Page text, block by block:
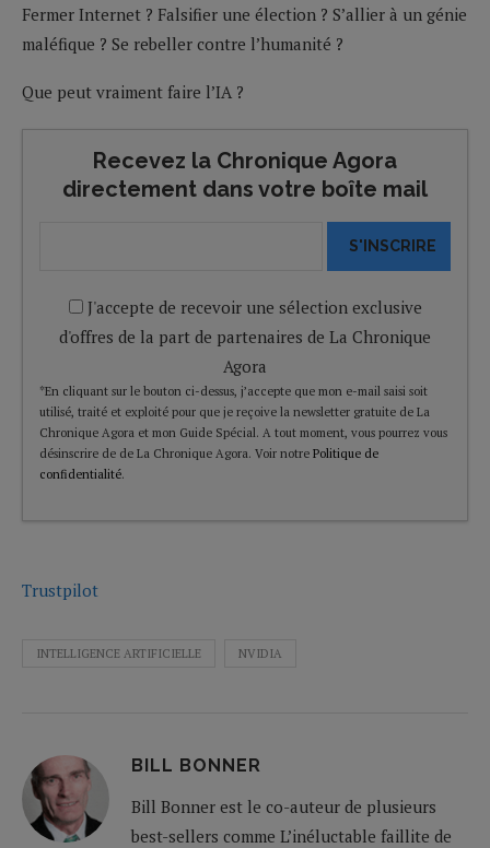
Fermer Internet ? Falsifier une élection ? S’allier à un génie
maléfique ? Se rebeller contre l’humanité ?
Que peut vraiment faire l’IA ?
Recevez la Chronique Agora
directement dans votre boîte mail
S'INSCRIRE
J'accepte de recevoir une sélection exclusive
d'offres de la part de partenaires de La Chronique
Agora
*En cliquant sur le bouton ci-dessus, j’accepte que mon e-mail saisi soit
utilisé, traité et exploité pour que je reçoive la newsletter gratuite de La
Chronique Agora et mon Guide Spécial. A tout moment, vous pourrez vous
désinscrire de de La Chronique Agora. Voir notre Politique de
confidentialité.
Trustpilot
INTELLIGENCE ARTIFICIELLE NVIDIA
BILL BONNER
Bill Bonner est le co-auteur de plusieurs
best-sellers comme L’inéluctable faillite de